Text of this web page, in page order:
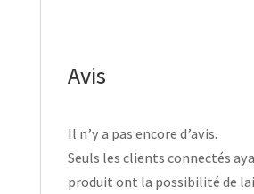
Avis
Il n’y a pas encore d’avis.
Seuls les clients connectés
produit ont la possibilité de